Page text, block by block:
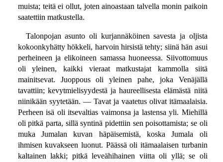
muista; teitä ei ollut, joten ainoastaan talvella monin paikoin
saatettiin matkustella.
Talonpojan asunto oli kurjannäköinen savesta ja oljista
kokoonkyhätty hökkeli, harvoin hirsistä tehty; siinä hän asui
perheineen ja elikoineen samassa huoneessa. Siivottomuus
oli yleinen, kaikki vieraat matkustajat kammolla siitä
mainitsevat. Juoppous oli yleinen pahe, joka Venäjällä
tavattiin; kevytmielisyydestä ja haureellisesta elämästä niitä
niinikään syytetään. — Tavat ja vaatetus olivat itämaalaisia.
Perheen isä oli itsevaltias vaimonsa ja lastensa yli. Miehillä
oli pitkä parta, sillä syntinä pidettiin sen poisottamista; se oli
muka Jumalan kuvan häpäisemistä, koska Jumala oli
ihmisen kuvakseen luonut. Päässä oli itämaalaisen turbanin
kaltainen lakki; pitkä leveähihainen viitta oli yllä; se oli